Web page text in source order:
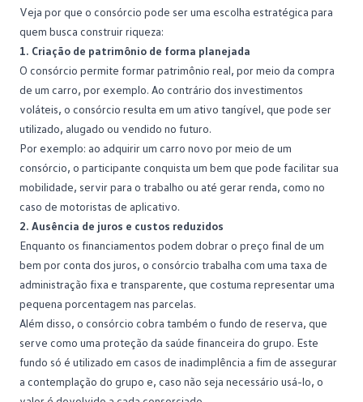
Veja por que o consórcio pode ser uma escolha estratégica para
quem busca construir riqueza:
1. Criação de patrimônio de forma planejada
O consórcio permite formar patrimônio real, por meio da compra
de um carro, por exemplo. Ao contrário dos investimentos
voláteis, o consórcio resulta em um ativo tangível, que pode ser
utilizado, alugado ou vendido no futuro.
Por exemplo: ao adquirir um carro novo por meio de um
consórcio, o participante conquista um bem que pode facilitar sua
mobilidade, servir para o trabalho ou até gerar renda, como no
caso de motoristas de aplicativo.
2. Ausência de juros e custos reduzidos
Enquanto os financiamentos podem dobrar o preço final de um
bem por conta dos juros, o consórcio trabalha com uma taxa de
administração fixa e transparente, que costuma representar uma
pequena porcentagem nas parcelas.
Além disso, o consórcio cobra também o fundo de reserva, que
serve como uma proteção da saúde financeira do grupo. Este
fundo só é utilizado em casos de inadimplência a fim de assegurar
a contemplação do grupo e, caso não seja necessário usá-lo, o